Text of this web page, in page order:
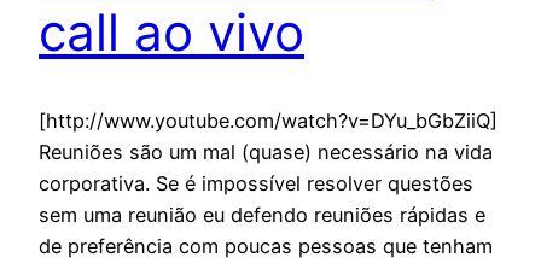
call ao vivo
[http://www.youtube.com/watch?v=DYu_bGbZiiQ]
Reuniões são um mal (quase) necessário na vida
corporativa. Se é impossível resolver questões
sem uma reunião eu defendo reuniões rápidas e
de preferência com poucas pessoas que tenham